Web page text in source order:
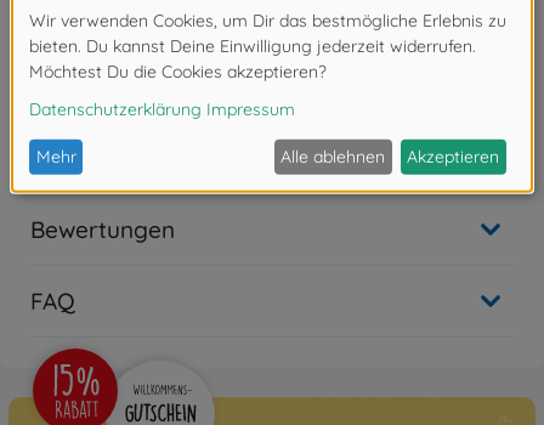
Archiv
1:10 RC Avante 2011 Black
Special
Nicht mehr verfügbar
Bewertungen
FAQ